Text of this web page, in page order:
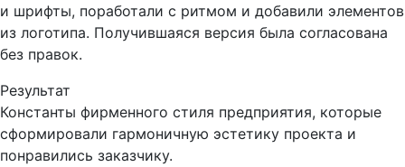
и шрифты, поработали с ритмом и добавили элементов
из логотипа. Получившаяся версия была согласована
без правок.
Результат
Константы фирменного стиля предприятия, которые
сформировали гармоничную эстетику проекта и
понравились заказчику.